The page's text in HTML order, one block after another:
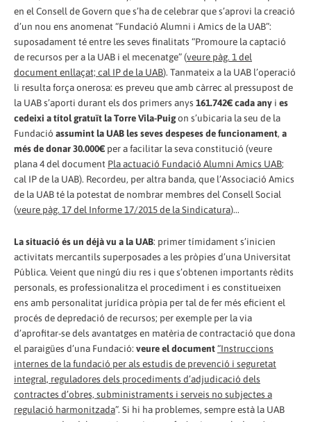
en el Consell de Govern que s’ha de celebrar que s’aprovi la creació
d’un nou ens anomenat “Fundació Alumni i Amics de la UAB”:
suposadament té entre les seves finalitats “Promoure la captació
de recursos per a la UAB i el mecenatge” (veure pàg. 1 del
document enllaçat; cal IP de la UAB). Tanmateix a la UAB l’operació
li resulta força onerosa: es preveu que amb càrrec al pressupost de
la UAB s’aporti durant els dos primers anys 161.742€ cada any i es
cedeixi a títol gratuït la Torre Vila-Puigon s’ubicaria la seu de la
Fundació assumint la UAB les seves despeses de funcionament, a
més de donar 30.000€ per a facilitar la seva constitució (veure
plana 4 del document Pla actuació Fundació Alumni Amics UAB;
cal IP de la UAB). Recordeu, per altra banda, que l’Associació Amics
de la UAB té la potestat de nombrar membres del Consell Social
(veure pàg. 17 del Informe 17/2015 de la Sindicatura)...
La situació és un déjà vu a la UAB: primer tímidament s’inicien
activitats mercantils superposades a les pròpies d’una Universitat
Pública. Veient que ningú diu res i que s’obtenen importants rèdits
personals, es professionalitza el procediment i es constitueixen
ens amb personalitat jurídica pròpia per tal de fer més eficient el
procés de depredació de recursos; per exemple per la via
d’aprofitar-se dels avantatges en matèria de contractació que dona
el paraigües d’una Fundació: veure el document“Instruccions
internes de la fundació per als estudis de prevenció i seguretat
integral, reguladores dels procediments d’adjudicació dels
contractes d’obres, subministraments i serveis no subjectes a
regulació harmonitzada”. Si hi ha problemes, sempre està la UAB